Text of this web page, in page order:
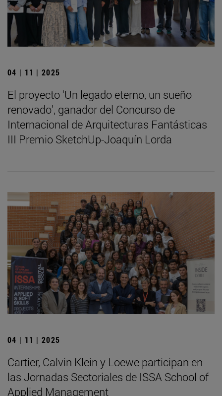
04 | 11 | 2025
El proyecto ‘Un legado eterno, un sueño
renovado’, ganador del Concurso de
Internacional de Arquitecturas Fantásticas
III Premio SketchUp-Joaquín Lorda
04 | 11 | 2025
Cartier, Calvin Klein y Loewe participan en
las Jornadas Sectoriales de ISSA School of
Applied Management